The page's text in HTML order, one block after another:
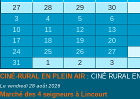
27 28 29 30
3
4 5 6
10
11 12 13
17
18 19 20
24
25 26 27
31
1 2 3
CINÉ-RURAL EN PLEIN AIR : CINÉ RURAL
Le vendredi 28 août 2026
Marché des 4 seigneurs à Lincourt